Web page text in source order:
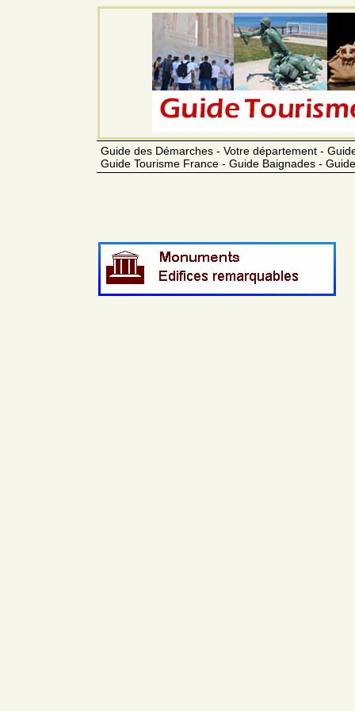
Guide des Démarches - Votre département -
Guide Tourisme France - Guide Baignades -